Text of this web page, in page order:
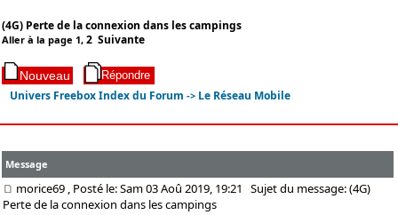
(4G) Perte de la connexion dans les campings
Aller à la page1,2 Suivante
Univers Freebox Index du Forum -> Le Réseau Mobile
Message
morice69 , Posté le: Sam 03 Aoû 2019, 19:21
Sujet du message: (4G)
Perte de la connexion dans les campings